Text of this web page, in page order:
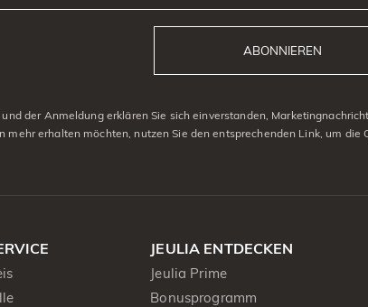
ABONNIEREN
der Anmeldung erklären Sie sich einverstanden,
mehr erhalten möchten, nutzen Sie den entsprechenden Link, um
JEULIA ENTDECKEN
Jeulia Prime
Bonusprogramm